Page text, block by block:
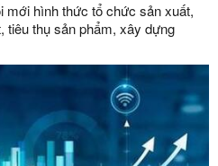
mới hình thức tổ chức sản xuất,
tiêu thụ sản phẩm, xây dựng